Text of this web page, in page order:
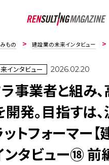
もの 建設業の未来インタビュー
インタビュー 2026.02.20
事業者と組み
発。目指すは
トフォーマー
タビュー⑱ 前